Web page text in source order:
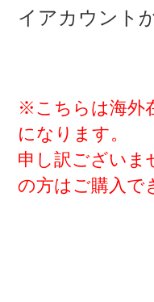
イアカウント
※こちらは海外
になります。
申し訳ございま
の方はご購入で